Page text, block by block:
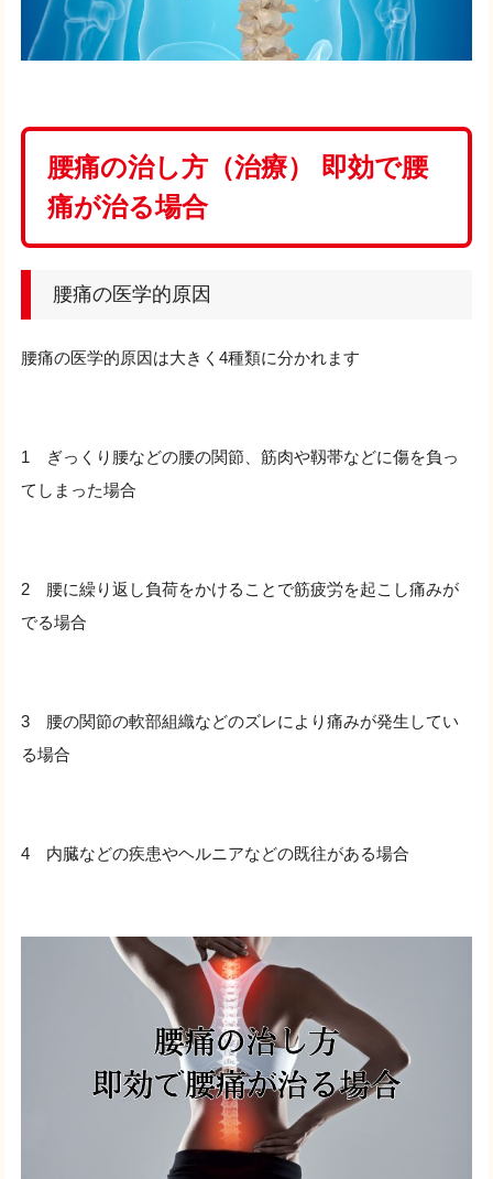
腰痛の治し方（治療） 即効で腰
痛が治る場合
腰痛の医学的原因
腰痛の医学的原因は大きく4種類に分かれます
1 ぎっくり腰などの腰の関節、筋肉や靱帯などに傷を負っ
てしまった場合
2 腰に繰り返し負荷をかけることで筋疲労を起こし痛みが
でる場合
3 腰の関節の軟部組織などのズレにより痛みが発生してい
る場合
4 内臓などの疾患やヘルニアなどの既往がある場合